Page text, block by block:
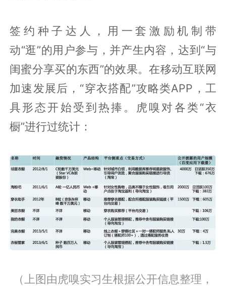
签约种子达人，用一套激励机制带
动“逛”的用户参与，并产生内容，达到“与
闺蜜分享买的东西”的效果。在移动互联网
加速发展后，“穿衣搭配”攻略类APP，工
具形态开始受到热捧。虎嗅对各类“衣
橱”进行过统计：
（上图由虎嗅实习生根据公开信息整理，